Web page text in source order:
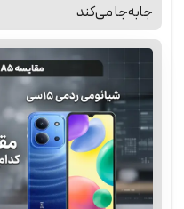
جابه‌جا می‌کند